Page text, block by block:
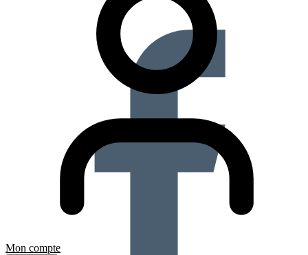
Mon compte